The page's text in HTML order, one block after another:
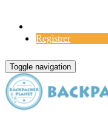
Registrer
Toggle navigation